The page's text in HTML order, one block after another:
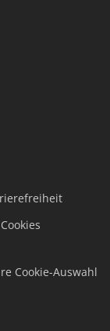
Cookie-Auswahl